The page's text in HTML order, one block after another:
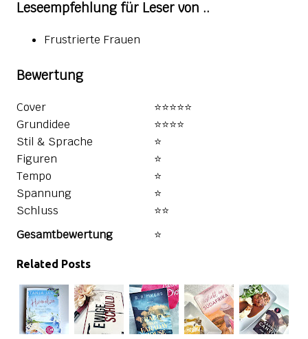
Leseempfehlung für Leser von ..
Frustrierte Frauen
Bewertung
Cover
⭐⭐⭐⭐⭐
Grundidee
⭐⭐⭐⭐
Stil & Sprache
⭐
Figuren
⭐
Tempo
⭐
Spannung
⭐
Schluss
⭐⭐
Gesamtbewertung
⭐
Related Posts